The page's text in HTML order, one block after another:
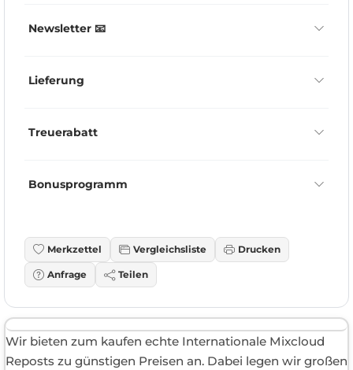
Newsletter 📧
Lieferung
Treuerabatt
Bonusprogramm
Merkzettel Vergleichsliste Drucken
Anfrage Teilen
Wir bieten zum kaufen echte Internationale Mixcloud
Reposts zu günstigen Preisen an. Dabei legen wir großen